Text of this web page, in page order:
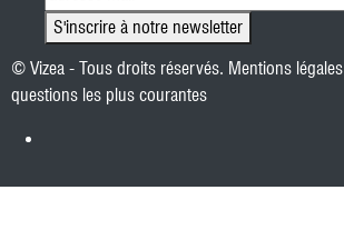
S'inscrire à notre newsletter
© Vizea - Tous droits réservés. Mentions légales
questions les plus courantes